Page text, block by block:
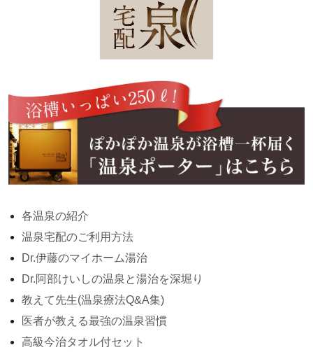
各温泉の紹介
温泉宅配のご利用方法
Dr.伊藤のマイホーム湯治
Dr.阿部けいしの温泉と湯治を深堀り
教えて先生(温泉療法Q&A集)
医者が教える最強の温泉習慣
高級今治タオル付セット